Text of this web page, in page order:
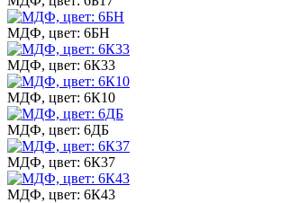
МДФ, цвет: 6БН
МДФ, цвет: 6К33
МДФ, цвет: 6К10
МДФ, цвет: 6ДБ
МДФ, цвет: 6К37
МДФ, цвет: 6К43